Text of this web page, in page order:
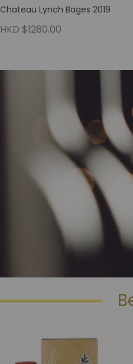
Chateau Lynch Bages 2019
HKD $1280.00